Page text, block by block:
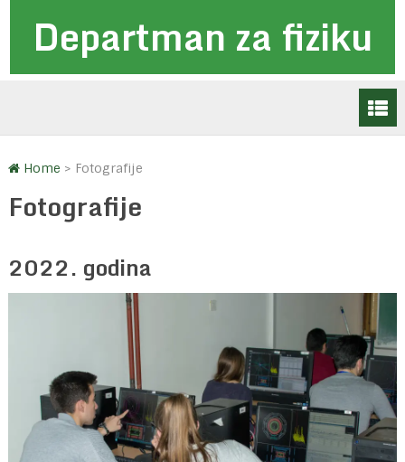
Departman za fiziku
Home > Fotografije
Fotografije
2022. godina